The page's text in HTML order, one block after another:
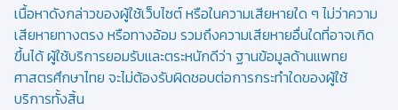
เนื้อหาดังกล่าวของผู้ใช้เว็บไซต์ หรือในความเสียหายใด ๆ ไม่ว่าความ
เสียหายทางตรง หรือทางอ้อม รวมถึงความเสียหายอื่นใดที่อาจเกิด
ขึ้นได้ ผู้ใช้บริการยอมรับและตระหนักดีว่า ฐานข้อมูลด้านแพทย
ศาสตรศึกษาไทย จะไม่ต้องรับผิดชอบต่อการกระทำใดของผู้ใช้
บริการทั้งสิ้น